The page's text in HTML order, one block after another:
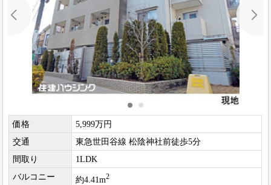
価格
5,999万円
交通
東急世田谷線 松陰神社前徒歩5分
間取り
1LDK
バルコニー
約4.41m2